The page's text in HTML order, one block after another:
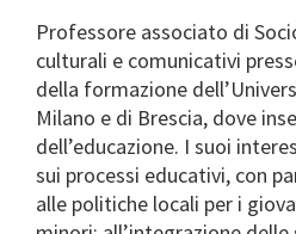
Professore associato di
culturali e comunicativi
della formazione
Milano e di Brescia, dove
dell’educazione. I suoi
sui processi educativi, con
alle politiche locali per i